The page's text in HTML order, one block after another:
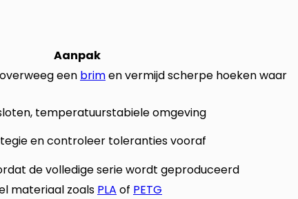
Aanpak
een brimen vermijd scherpe hoeken waar
temperatuurstabiele omgeving
en controleer toleranties vooraf
de volledige serie wordt geproduceerd
materiaal zoals PLA of PETG